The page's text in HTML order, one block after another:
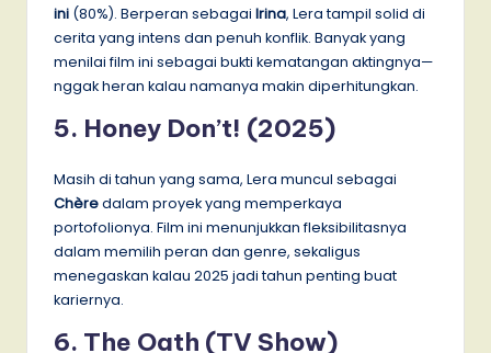
ini (80%). Berperan sebagai Irina, Lera tampil solid di
cerita yang intens dan penuh konflik. Banyak yang
menilai film ini sebagai bukti kematangan aktingnya—
nggak heran kalau namanya makin diperhitungkan.
5. Honey Don’t! (2025)
Masih di tahun yang sama, Lera muncul sebagai
Chèredalam proyek yang memperkaya
portofolionya. Film ini menunjukkan fleksibilitasnya
dalam memilih peran dan genre, sekaligus
menegaskan kalau 2025 jadi tahun penting buat
kariernya.
6. The Oath (TV Show)